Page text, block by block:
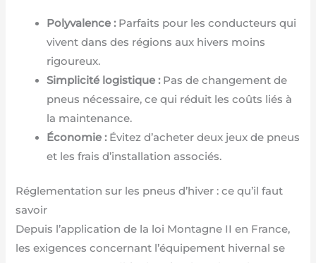
Polyvalence :Parfaits pour les conducteurs qui
vivent dans des régions aux hivers moins
rigoureux.
Simplicité logistique :Pas de changement de
pneus nécessaire, ce qui réduit les coûts liés à
la maintenance.
Économie :Évitez d’acheter deux jeux de pneus
et les frais d’installation associés.
Réglementation sur les pneus d’hiver : ce qu’il faut
savoir
Depuis l’application de la loi Montagne II en France,
les exigences concernant l’équipement hivernal se